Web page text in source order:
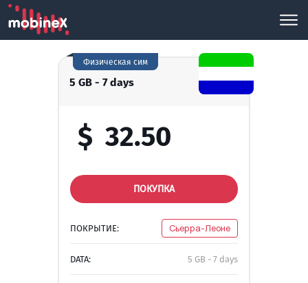
5 GB - 7 days
Физическая сим
$ 32.50
ПОКУПКА
ПОКРЫТИЕ: Сьерра-Леоне
DATA: 5 GB - 7 days